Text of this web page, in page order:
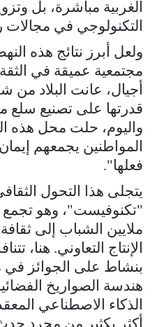
الغربية مباشرة، بل
التكنولوجي في مجالات
ولعل أبرز نتائج هذه
مجتمعية عميقة في
أجيال، عانت البلاد
قدرتها على تصنيع سلع
واليوم، حلت محل هذه
المواطنين يجمعهم
فعلها".
يتجلى هذا التحول
"تكنوفيست"، وهو
ملايين الشباب إلى
الإنتاج التعاوني. هنا،
بنشاط على الجوائز في
هندسة الصواريخ
الذكاء الاصطناعي
أكثر بكثير من مجرد